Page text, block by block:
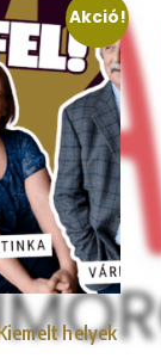
Akció!
helyek